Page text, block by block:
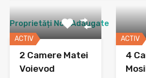
Proprietăți Nou Adaugate
ACTIV
2 Camere Matei
Voievod
ACTIV
4